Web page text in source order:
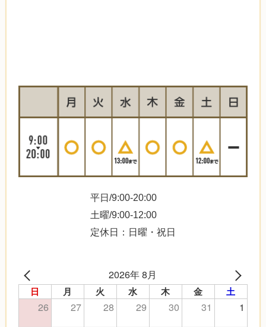
平日/9:00-20:00
土曜/9:00-12:00
定休日：日曜・祝日
2026年 8月
日 月 火 水 木 金 土
26 27 28 29 30 31
1